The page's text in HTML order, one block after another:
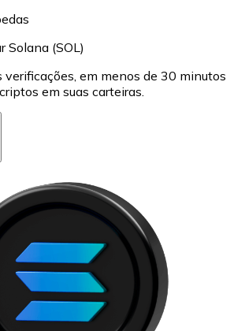
Solana (SOL)
verificações, em menos de 30 minutos
em suas carteiras.